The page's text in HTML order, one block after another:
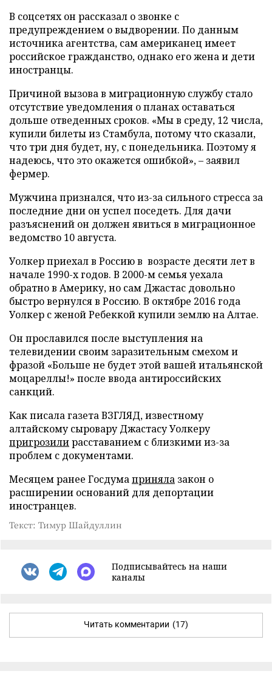
В соцсетях он рассказал о звонке с
предупреждением о выдворении. По данным
источника агентства, сам американец имеет
российское гражданство, однако его жена и дети
иностранцы.
Причиной вызова в миграционную службу стало
отсутствие уведомления о планах оставаться
дольше отведенных сроков. «Мы в среду, 12 числа,
купили билеты из Стамбула, потому что сказали,
что три дня будет, ну, с понедельника. Поэтому я
надеюсь, что это окажется ошибкой», – заявил
фермер.
Мужчина признался, что из-за сильного стресса за
последние дни он успел поседеть. Для дачи
разъяснений он должен явиться в миграционное
ведомство 10 августа.
Уолкер приехал в Россию в возрасте десяти лет в
начале 1990-х годов. В 2000-м семья уехала
обратно в Америку, но сам Джастас довольно
быстро вернулся в Россию. В октябре 2016 года
Уолкер с женой Ребеккой купили землю на Алтае.
Он прославился после выступления на
телевидении своим заразительным смехом и
фразой «Больше не будет этой вашей итальянской
моцареллы!» после ввода антироссийских
санкций.
Как писала газета ВЗГЛЯД, известному
алтайскому сыровару Джастасу Уолкеру
пригрозилирасставанием с близкими из-за
проблем с документами.
Месяцем ранее Госдумаприняла закон о
расширении оснований для депортации
иностранцев.
Текст: Тимур Шайдуллин
Подписывайтесь на наши
каналы
Читать комментарии (17)